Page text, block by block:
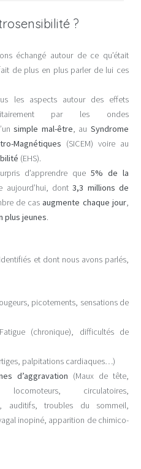
?
échangé autour de ce qu’était
de plus en plus parler de lui ces
les aspects autour des effets
par les ondes
simple mal-être, au Syndrome
Magnétiques (SICEM) voire au
(EHS).
d’apprendre que 5% de la
aujourd’hui, dont3,3 millions de
de casaugmente chaque jour,
plus jeunes.
identifiés et dont nous avons parlés,
picotements, sensations de
(chronique), difficultés de
palpitations cardiaques…)
d’aggravation (Maux de tête,
circulatoires,
auditifs, troubles du sommeil,
inopiné, apparition de chimico-